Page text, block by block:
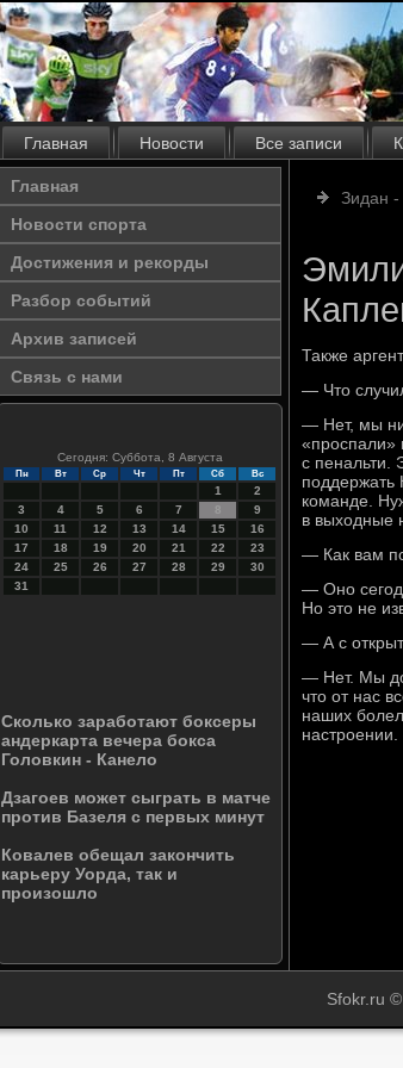
Главная Новости Все записи
Главная
Новости спорта
Достижения и рекорды
Разбор событий
Архив записей
Связь с нами
Сегодня: Суббота, 8 Августа
Пн Вт Ср Чт Пт Сб Вс
1
2
3
4 5 6 7 8
9
10
11 12 13 14 15
16
17
18 19 20 21 22
23
24
25 26 27 28 29
30
31
Сколько заработают боксеры
андеркарта вечера бокса
Головкин - Канело
Дзагоев может сыграть в матче
против Базеля с первых минут
Ковалев обещал закончить
карьеру Уорда, так и
произошло
Зидан -
Также
— Что
— Нет, мы
«проспали»
с пенальти.
поддержать
команде.
в выходные
— Как вам
— Оно
Но это не
— А с
— Нет. Мы
что от нас
наших
Sfokr.ru